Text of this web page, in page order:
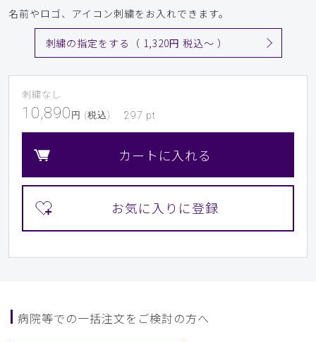
名前やロゴ、アイコン刺繍をお入れできます。
刺繍の指定をする（ 1,320円 税込〜 ）
刺繍なし
10,890 円 (税込) 297 pt
カートに入れる
病院等での一括注文をご検討の方へ